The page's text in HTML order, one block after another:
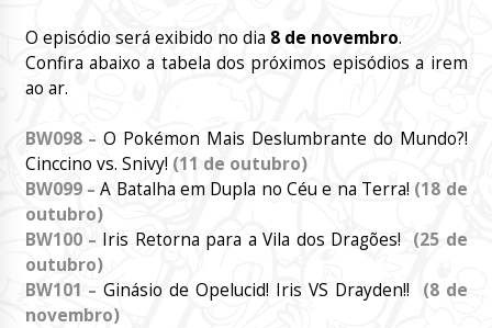
O episódio será exibido no dia 8 de novembro.
Confira abaixo a tabela dos próximos episódios a irem
ao ar.
BW098 –O Pokémon Mais Deslumbrante do Mundo?!
Cinccino vs. Snivy! (11 de outubro)
BW099 –A Batalha em Dupla no Céu e na Terra! (18 de
outubro)
BW100 – Iris Retorna para a Vila dos Dragões! (25 de
outubro)
BW101 – Ginásio de Opelucid! Iris VS Drayden!! (8 de
novembro)